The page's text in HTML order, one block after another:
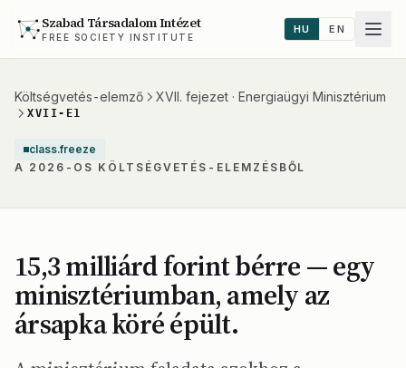
Szabad Társadalom Intézet
FREE SOCIETY INSTITUTE
HU EN
Költségvetés-elemző XVII. fejezet · Energiaügyi Minisztérium
XVII-E1
class.freeze
A 2026-OS KÖLTSÉGVETÉS-ELEMZÉSBŐL
15,3 milliárd forint bérre — egy
minisztériumban, amely az
ársapka köré épült.